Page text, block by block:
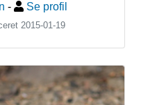
- Se profil
2015-01-19